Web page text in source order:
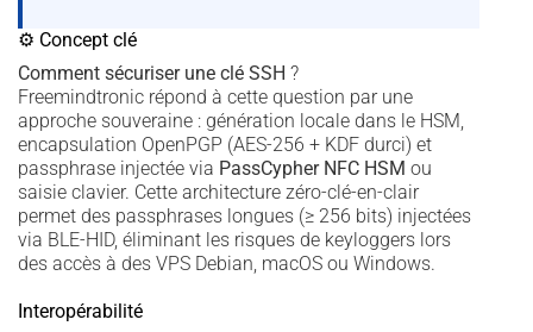
⚙ Concept clé
Comment sécuriser une clé SSH ?
Freemindtronic répond à cette question par une
approche souveraine : génération locale dans le HSM,
encapsulation OpenPGP (AES-256 + KDF durci) et
passphrase injectée via PassCypher NFC HSM ou
saisie clavier. Cette architecture zéro-clé-en-clair
permet des passphrases longues (≥ 256 bits) injectées
via BLE-HID, éliminant les risques de keyloggers lors
des accès à des VPS Debian, macOS ou Windows.
Interopérabilité